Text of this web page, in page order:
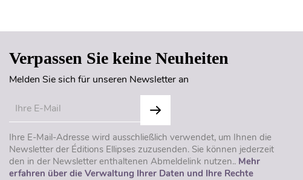
Verpassen Sie keine Neuheiten
Melden Sie sich für unseren Newsletter an
Ihre E-Mail-Adresse wird ausschließlich verwendet, um Ihnen die
Newsletter der Éditions Ellipses zuzusenden. Sie können jederzeit
den in der Newsletter enthaltenen Abmeldelink nutzen.. Mehr
erfahren über die Verwaltung Ihrer Daten und Ihre Rechte